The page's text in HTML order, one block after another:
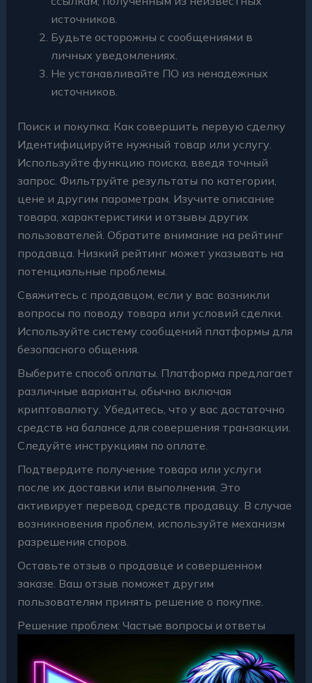
источников.
Будьте осторожны с сообщениями в
личных уведомлениях.
Не устанавливайте ПО из ненадежных
источников.
Поиск и покупка: Как совершить первую сделку
Идентифицируйте нужный товар или услугу.
Используйте функцию поиска, введя точный
запрос. Фильтруйте результаты по категории,
цене и другим параметрам. Изучите описание
товара, характеристики и отзывы других
пользователей. Обратите внимание на рейтинг
продавца. Низкий рейтинг может указывать на
потенциальные проблемы.
Свяжитесь с продавцом, если у вас возникли
вопросы по поводу товара или условий сделки.
Используйте систему сообщений платформы для
безопасного общения.
Выберите способ оплаты. Платформа предлагает
различные варианты, обычно включая
криптовалюту. Убедитесь, что у вас достаточно
средств на балансе для совершения транзакции.
Следуйте инструкциям по оплате.
Подтвердите получение товара или услуги
после их доставки или выполнения. Это
активирует перевод средств продавцу. В случае
возникновения проблем, используйте механизм
разрешения споров.
Оставьте отзыв о продавце и совершенном
заказе. Ваш отзыв поможет другим
пользователям принять решение о покупке.
Решение проблем: Частые вопросы и ответы